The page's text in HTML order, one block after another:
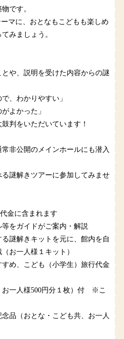
です。
マに、おとなもこどもも楽しめ
みましょう。
とや、説明を受けた内容からの謎
、わかりやすい」
よかった」
判をいただいています！
非公開のメインホールにも潜入
謎解きツアーに参加してみませ
に含まれます
等をガイドがご案内・解説
謎解きキットを元に、館内を自
お一人様１キット）
すめ、こども（小学生）旅行代金
お一人様500円分１枚）付 ※こ
品（おとな・こども共、お一人